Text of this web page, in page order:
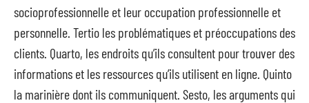
socioprofessionnelle et leur occupation professionnelle et
personnelle. Tertio les problématiques et préoccupations des
clients. Quarto, les endroits qu’ils consultent pour trouver des
informations et les ressources qu’ils utilisent en ligne. Quinto
la marinière dont ils communiquent. Sesto, les arguments qui